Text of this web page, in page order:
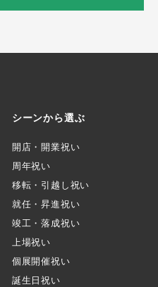
シーンから選ぶ
開店・開業祝い
周年祝い
移転・引越し祝い
就任・昇進祝い
竣工・落成祝い
上場祝い
個展開催祝い
誕生日祝い